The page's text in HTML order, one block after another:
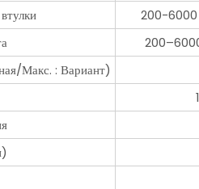
200-6000
Макс. : Вариант)